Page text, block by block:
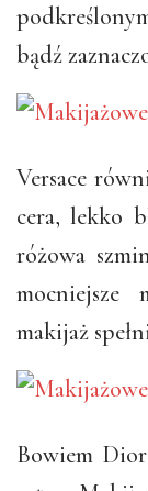
bądź
Versace
cera, lekko
różowa
makijaż
Bowiem